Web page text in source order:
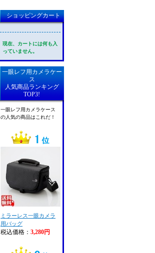
ショッピングカート
現在、カートには何も入
っていません。
一眼レフ用カメラケー
ス
人気商品ランキング
TOP3!
一眼レフ用カメラケース
の人気の商品はこれだ！
ミラーレス一眼カメラ
用バッグ
税込価格： 3,280円